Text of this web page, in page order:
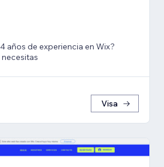
años de experiencia en Wix?
Visa